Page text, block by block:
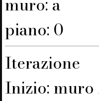
piano: 0
Iterazione
Inizio: muro